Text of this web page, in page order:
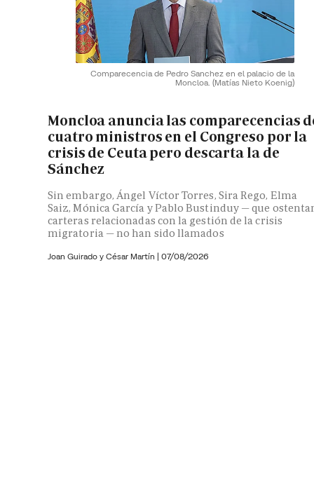
Comparecencia de Pedro Sanchez en el palacio de la
Moncloa. (Matías Nieto Koenig)
Moncloa anuncia las comparecencias
cuatro ministros en el Congreso por la
crisis de Ceuta pero descarta la de
Sánchez
Sin embargo, Ángel Víctor Torres, Sira Rego, Elma
Saiz, Mónica García y Pablo Bustinduy — que
carteras relacionadas con la gestión de la crisis
migratoria — no han sido llamados
Joan Guirado y César Martín | 07/08/2026